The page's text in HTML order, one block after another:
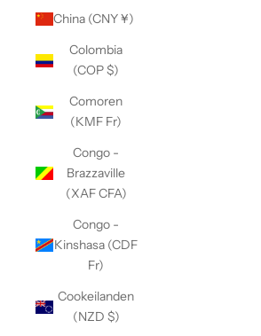
China (CNY ¥)
Colombia
(COP $)
Comoren
(KMF Fr)
Congo -
Brazzaville
(XAF CFA)
Congo -
Kinshasa (CDF
Fr)
Cookeilanden
(NZD $)